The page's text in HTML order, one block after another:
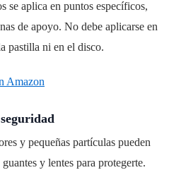
se aplica en puntos específicos,
de apoyo. No debe aplicarse en
pastilla ni en el disco.
Amazon
y pequeñas partículas pueden
y lentes para protegerte.